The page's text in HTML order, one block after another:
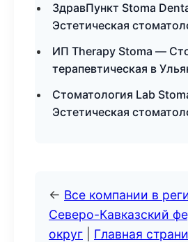
ЗдравПункт Stoma
Эстетическая
ИП Therapy Stoma —
терапевтическая в
Стоматология Lab
Эстетическая
← Все компании в
Северо-Кавказский
округ
Главная